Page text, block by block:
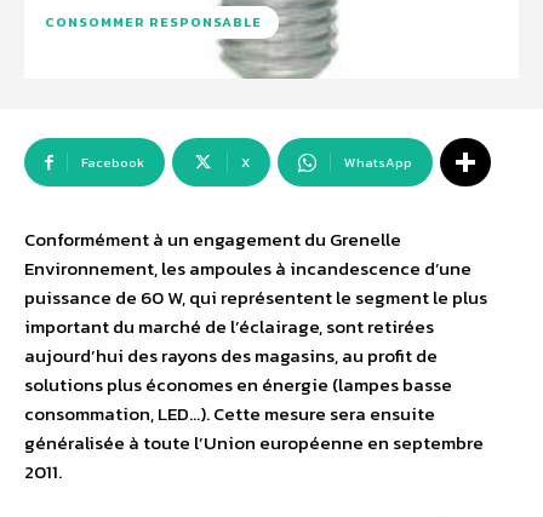
CONSOMMER RESPONSABLE
Facebook X WhatsApp
Conformément à un engagement du Grenelle
Environnement, les ampoules à incandescence d’une
puissance de 60 W, qui représentent le segment le plus
important du marché de l’éclairage, sont retirées
aujourd’hui des rayons des magasins, au profit de
solutions plus économes en énergie (lampes basse
consommation, LED…). Cette mesure sera ensuite
généralisée à toute l’Union européenne en septembre
2011.